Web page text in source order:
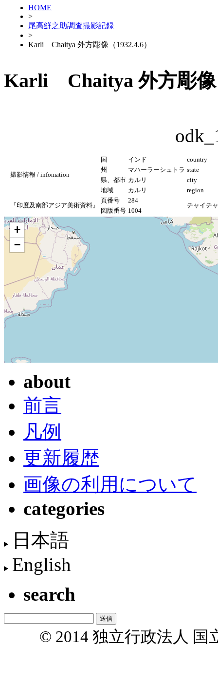
HOME
>
尾高鮮之助調査撮影記録
>
Karli Chaitya 外方彫像（1932.4.6）
Karli Chaitya 外方彫像
撮影情報 / infomation
国 インド
country
州
マハーラーシュトラ state
県、都市 カルリ
city
地域
カルリ region
『印度及南部アジア美術資料』
頁番号 284
チャイチ
図版番号 1004
+
−
about
前言
凡例
更新履歴
画像の利用について
categories
日本語
English
search
© 2014 独立行政法人 国